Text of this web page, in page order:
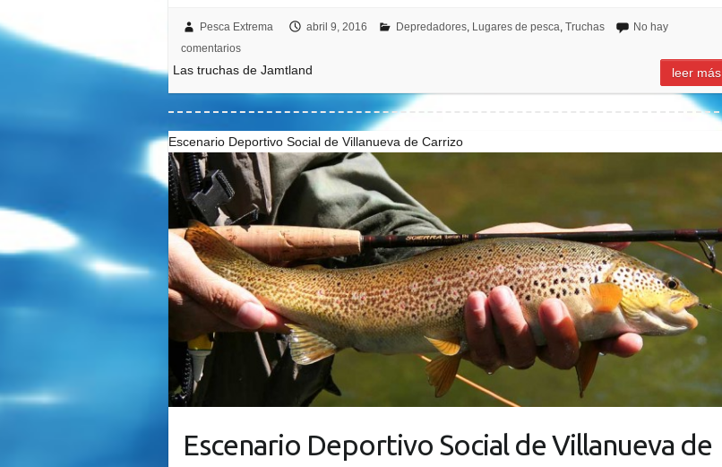
Pesca Extrema abril 9, 2016 Depredadores, Lugares de pesca, Truchas
No hay
comentarios
Las truchas de Jamtland leer más
Escenario Deportivo Social de Villanueva de Carrizo
Escenario Deportivo Social de Villanueva de